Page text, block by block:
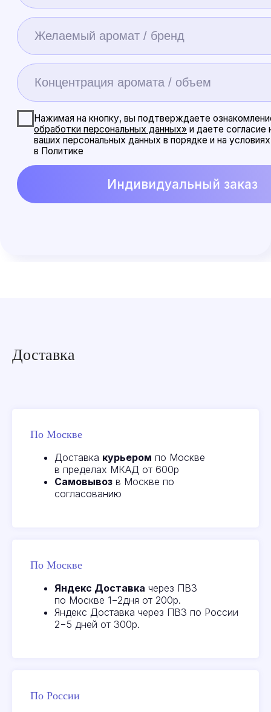
Доставка
По Москве
Доставка курьером по Москве
в пределах МКАД от 600р
Самовывоз в Москве по
согласованию
По Москве
Яндекс Доставка через ПВЗ
по Москве 1−2дня от 200р.
Яндекс Доставка через ПВЗ по России
2−5 дней от 300р.
По России